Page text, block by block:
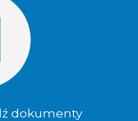
dokumenty